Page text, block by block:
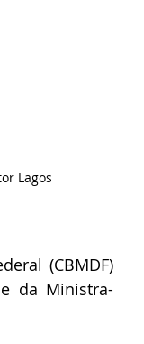
Lagos
(CBMDF)
da Ministra-